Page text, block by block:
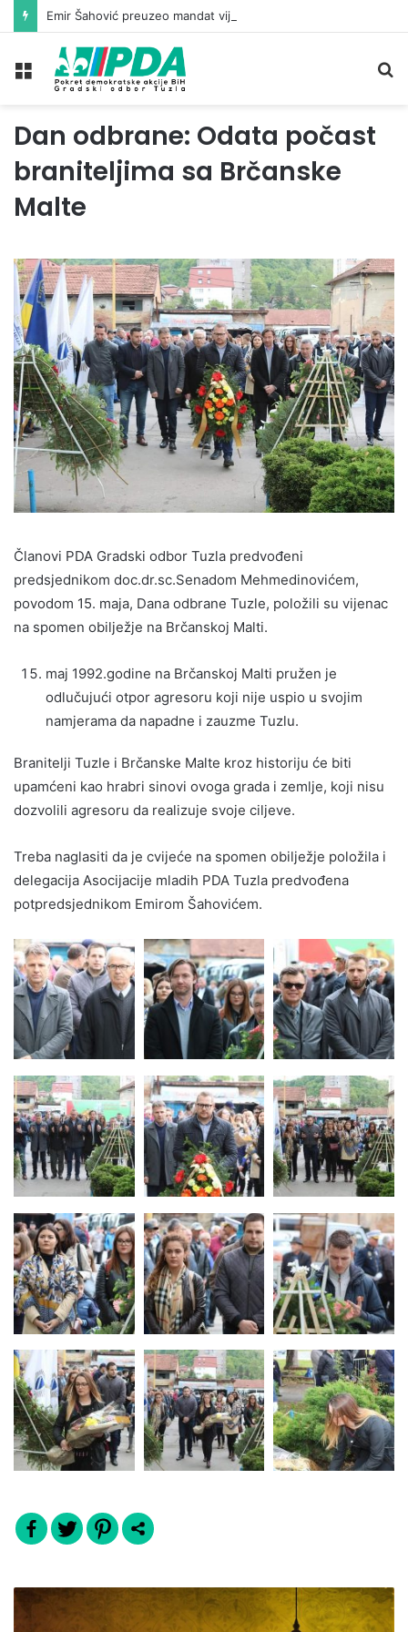
Meni
Dan odbrane: Odata počast
braniteljima sa Brčanske
Malte
Članovi PDA Gradski odbor Tuzla predvođeni
predsjednikom doc.dr.sc.Senadom Mehmedinovićem,
povodom 15. maja, Dana odbrane Tuzle, položili su vijenac
na spomen obilježje na Brčanskoj Malti.
maj 1992.godine na Brčanskoj Malti pružen je
odlučujući otpor agresoru koji nije uspio u svojim
namjerama da napadne i zauzme Tuzlu.
Branitelji Tuzle i Brčanske Malte kroz historiju će biti
upamćeni kao hrabri sinovi ovoga grada i zemlje, koji nisu
dozvolili agresoru da realizuje svoje ciljeve.
Treba naglasiti da je cvijeće na spomen obilježje položila i
delegacija Asocijacije mladih PDA Tuzla predvođena
potpredsjednikom Emirom Šahovićem.